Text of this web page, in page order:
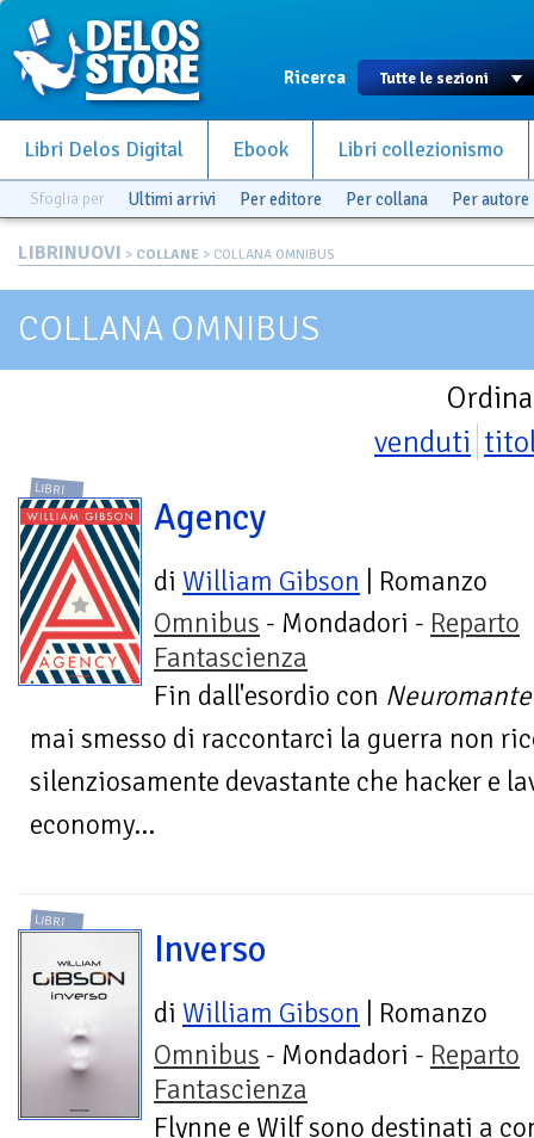
Ricerca
Libri Delos Digital Ebook Libri collezionismo
Sfoglia per Ultimi arrivi Per editore Per collana Per autore
LIBRINUOVI > COLLANE > COLLANA OMNIBUS
COLLANA OMNIBUS
venduti
LIBRI
Agency
di William Gibson | Romanzo
Omnibus - Mondadori - Reparto
Fantascienza
Fin dall'esordio con Neuromante
mai smesso di raccontarci la guerra non
silenziosamente devastante che hacker e
economy...
LIBRI
Inverso
di William Gibson | Romanzo
Omnibus - Mondadori - Reparto
Fantascienza
Flynne e Wilf sono destinati a